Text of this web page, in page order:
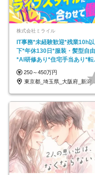
株式会社ミライル
IT事務*未経験歓迎*残業10h以
下*年休130日*服装・髪型自由
*AI研修あり*住宅手当あり*転
なし
250～450万円
東京都_埼玉県_大阪府_新潟県_福岡県